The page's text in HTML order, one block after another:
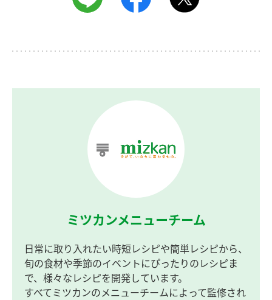
ミツカンメニューチーム
日常に取り入れたい時短レシピや簡単レシピから、
旬の食材や季節のイベントにぴったりのレシピま
で、様々なレシピを開発しています。
すべてミツカンのメニューチームによって監修され